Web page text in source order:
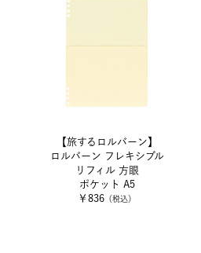
【旅するロルバーン】
ロルバーン フレキシブル
リフィル 方眼
ポケット A5
￥836 （税込）